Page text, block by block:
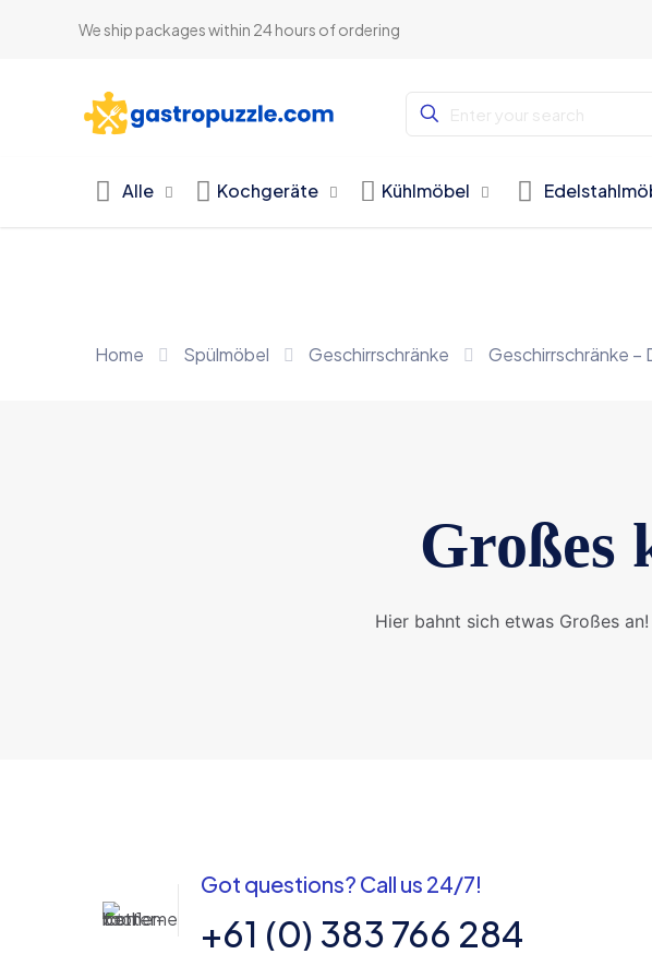
We ship packages within 24 hours of ordering
Alle Kochgeräte Kühlmöbel
Home Spülmöbel Geschirrschränke Geschirrschränke –
Großes
Hier bahnt sich etwas Großes
Got questions? Call us 24/7!
+61 (0) 383 766 284